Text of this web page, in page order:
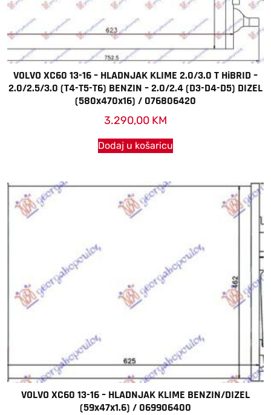
VOLVO XC60 13-16 – HLADNJAK KLIME 2.0/3.0 T HiBRID –
2.0/2.5/3.0 (T4-T5-T6) BENZIN – 2.0/2.4 (D3-D4-D5) DIZEL
(580x470x16) / 076806420
3.290,00 KM
Dodaj u košaricu
VOLVO XC60 13-16 – HLADNJAK KLIME BENZIN/DIZEL
(59x47x1.6) / 069906400